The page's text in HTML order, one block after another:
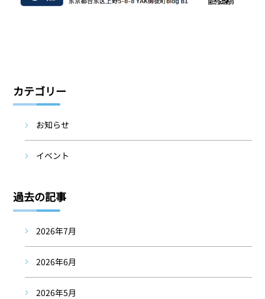
カテゴリー
お知らせ
イベント
過去の記事
2026年7月
2026年6月
2026年5月